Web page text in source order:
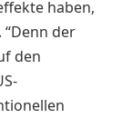
haben,
der
den